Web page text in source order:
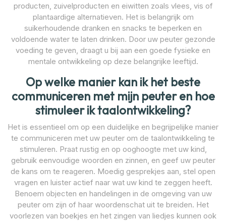
producten, zuivelproducten en eiwitten zoals vlees, vis of
plantaardige alternatieven. Het is belangrijk om
suikerhoudende dranken en snacks te beperken en
voldoende water te laten drinken. Door uw peuter gezonde
voeding te geven, draagt u bij aan een goede fysieke en
mentale ontwikkeling op deze belangrijke leeftijd.
Op welke manier kan ik het beste
communiceren met mijn peuter en hoe
stimuleer ik taalontwikkeling?
Het is essentieel om op een duidelijke en begrijpelijke manier
te communiceren met uw peuter om de taalontwikkeling te
stimuleren. Praat rustig en op ooghoogte met uw kind,
gebruik eenvoudige woorden en zinnen, en geef uw peuter
de kans om te reageren. Moedig gesprekjes aan, stel open
vragen en luister actief naar wat uw kind te zeggen heeft.
Benoem objecten en handelingen in de omgeving van uw
peuter om zijn of haar woordenschat uit te breiden. Het
voorlezen van boekjes en het zingen van liedjes kunnen ook